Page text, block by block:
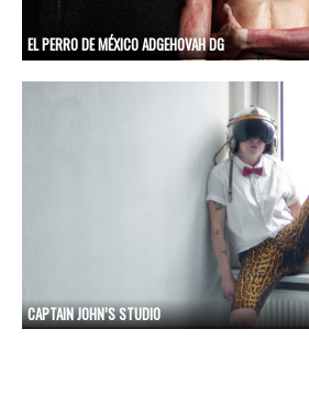
EL PERRO DE MÉXICO ADGEHOVAH DG
CAPTAIN JOHN’S STUDIO